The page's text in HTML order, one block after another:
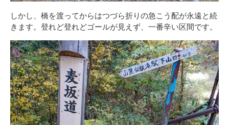
しかし、橋を渡ってからはつづら折りの急こう配が永遠と続
きます。登れど登れどゴールが見えず、一番辛い区間です。